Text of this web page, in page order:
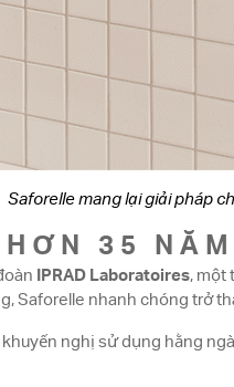
Saforelle mang lại giải pháp
35 NĂM
IPRAD Laboratoires, một
Saforelle nhanh chóng
nghị sử dụng hằng